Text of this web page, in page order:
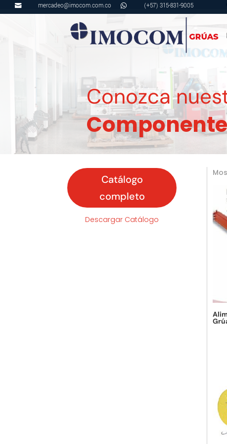
 mercadeo@imocom.com.co  (+57) 315-831-9005
Conozca
Catálogo
completo
Descargar Catálogo